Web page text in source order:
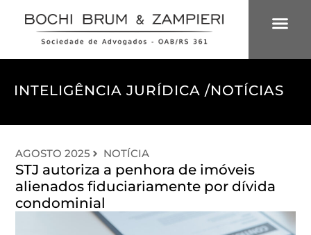
INTELIGÊNCIA JURÍDICA /NOTÍCIAS
AGOSTO 2025 NOTÍCIA
STJ autoriza a penhora de imóveis
alienados fiduciariamente por dívida
condominial